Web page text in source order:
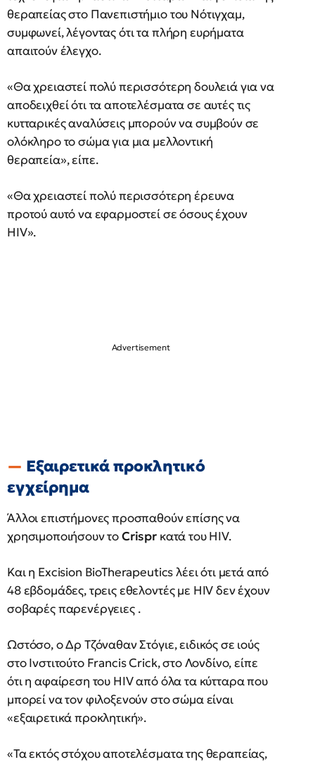
θεραπείας στο Πανεπιστήμιο του Νότιγχαμ,
συμφωνεί, λέγοντας ότι τα πλήρη ευρήματα
απαιτούν έλεγχο.
«Θα χρειαστεί πολύ περισσότερη δουλειά για να
αποδειχθεί ότι τα αποτελέσματα σε αυτές τις
κυτταρικές αναλύσεις μπορούν να συμβούν σε
ολόκληρο το σώμα για μια μελλοντική
θεραπεία», είπε.
«Θα χρειαστεί πολύ περισσότερη έρευνα
προτού αυτό να εφαρμοστεί σε όσους έχουν
HIV».
Εξαιρετικά προκλητικό
εγχείρημα
Άλλοι επιστήμονες προσπαθούν επίσης να
χρησιμοποιήσουν τοCrispr κατά του HIV.
Και η Excision BioTherapeutics λέει ότι μετά από
48 εβδομάδες, τρεις εθελοντές με HIV δεν έχουν
σοβαρές παρενέργειες .
Ωστόσο, ο Δρ Τζόναθαν Στόγιε, ειδικός σε ιούς
στο Ινστιτούτο Francis Crick, στο Λονδίνο, είπε
ότι η αφαίρεση του HIV από όλα τα κύτταρα που
μπορεί να τον φιλοξενούν στο σώμα είναι
«εξαιρετικά προκλητική».
«Τα εκτός στόχου αποτελέσματα της θεραπείας,